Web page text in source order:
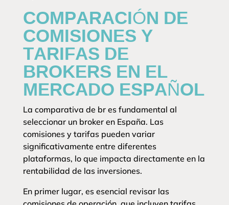
COMPARACIÓN DE
COMISIONES Y
TARIFAS DE
BROKERS EN EL
MERCADO ESPAÑOL
La comparativa de br es fundamental al
seleccionar un broker en España. Las
comisiones y tarifas pueden variar
significativamente entre diferentes
plataformas, lo que impacta directamente en la
rentabilidad de las inversiones.
En primer lugar, es esencial revisar las